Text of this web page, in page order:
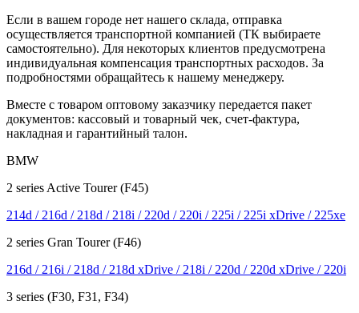
Если в вашем городе нет нашего склада, отправка
осуществляется транспортной компанией (ТК выбираете
самостоятельно). Для некоторых клиентов предусмотрена
индивидуальная компенсация транспортных расходов. За
подробностями обращайтесь к нашему менеджеру.
Вместе с товаром оптовому заказчику передается пакет
документов: кассовый и товарный чек, счет-фактура,
накладная и гарантийный талон.
BMW
2 series Active Tourer (F45)
214d / 216d / 218d / 218i / 220d / 220i / 225i / 225i xDrive / 225xe
2 series Gran Tourer (F46)
216d / 216i / 218d / 218d xDrive / 218i / 220d / 220d xDrive / 220i
3 series (F30, F31, F34)